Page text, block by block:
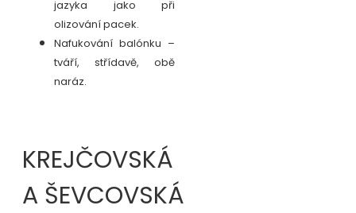
jazyka jako při
olizování pacek.
Nafukování balónku –
tváří, střídavě, obě
naráz.
KREJČOVSKÁ
A ŠEVCOVSKÁ